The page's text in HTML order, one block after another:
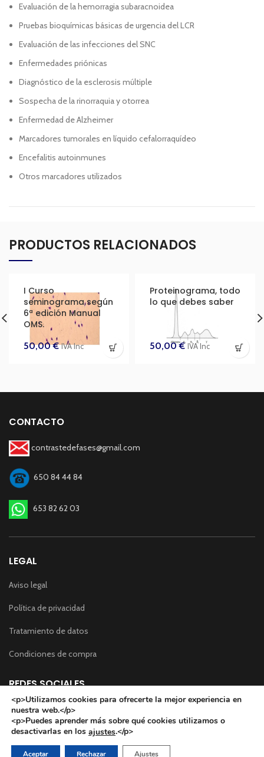
Evaluación de la hemorragia subaracnoidea
Pruebas bioquímicas básicas de urgencia del LCR
Evaluación de las infecciones del SNC
Enfermedades priónicas
Diagnóstico de la esclerosis múltiple
Sospecha de la rinorraquia y otorrea
Enfermedad de Alzheimer
Marcadores tumorales en líquido cefalorraquídeo
Encefalitis autoinmunes
Otros marcadores utilizados
PRODUCTOS RELACIONADOS
I Curso
seminograma según
6ª edición Manual
OMS.
50,00€ IVA Inc
Proteinograma, todo
lo que debes saber
50,00€ IVA Inc
CONTACTO
contrastedefases@gmail.com
650 84 44 84
653 82 62 03
LEGAL
Aviso legal
Política de privacidad
Tratamiento de datos
Condiciones de compra
REDES SOCIALES
<p>Utilizamos cookies para ofrecerte la mejor experiencia en
nuestra web.</p>
<p>Puedes aprender más sobre qué cookies utilizamos o
desactivarlas en los ajustes.</p>
Aceptar Rechazar Ajustes